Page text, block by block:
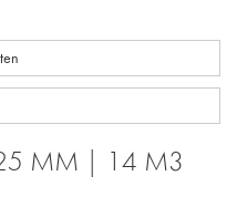
MM | 14 M3